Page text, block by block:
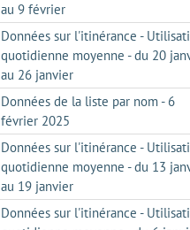
au 9 février
Données sur l'itinérance -
quotidienne moyenne - du 20
au 26 janvier
Données de la liste par nom - 6
février 2025
Données sur l'itinérance -
quotidienne moyenne - du 13
au 19 janvier
Données sur l'itinérance -